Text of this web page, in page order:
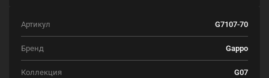
Артикул G7107-70
Бренд Gappo
Коллекция G07